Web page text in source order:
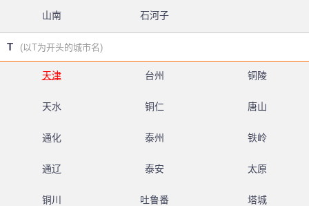
山南 石河子
T (以T为开头的城市名)
天津 台州 铜陵
天水 铜仁 唐山
通化 泰州 铁岭
通辽 泰安 太原
铜川 吐鲁番 塔城